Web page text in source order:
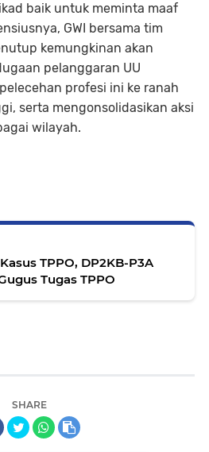
baik untuk meminta maaf
GWI bersama tim
kemungkinan akan
pelanggaran UU
profesi ini ke ranah
serta mengonsolidasikan aksi
wilayah.
TPPO, DP2KB-P3A
Tugas TPPO
SHARE